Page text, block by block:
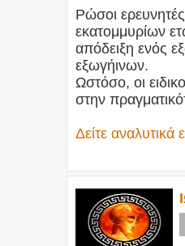
Ρώσοι
εκατομμυρίων
απόδειξη ενός
εξωγήινων.
Ωστόσο, οι
στην
Δείτε αναλυτικά